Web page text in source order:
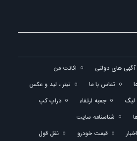
آگهی های دولتی
اکانت من
تماس با ما
تیتر ، لید و عکس
جعبه ارتقاء
دراپ کپ
شناسنامه سایت
قیمت خودرو نقل قول